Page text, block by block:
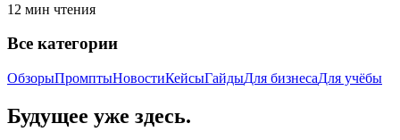
12 мин чтения
Все категории
ОбзорыПромптыНовостиКейсыГайдыДля бизнесаДля учёбы
Будущее уже здесь.